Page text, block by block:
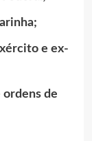
e ex-
de